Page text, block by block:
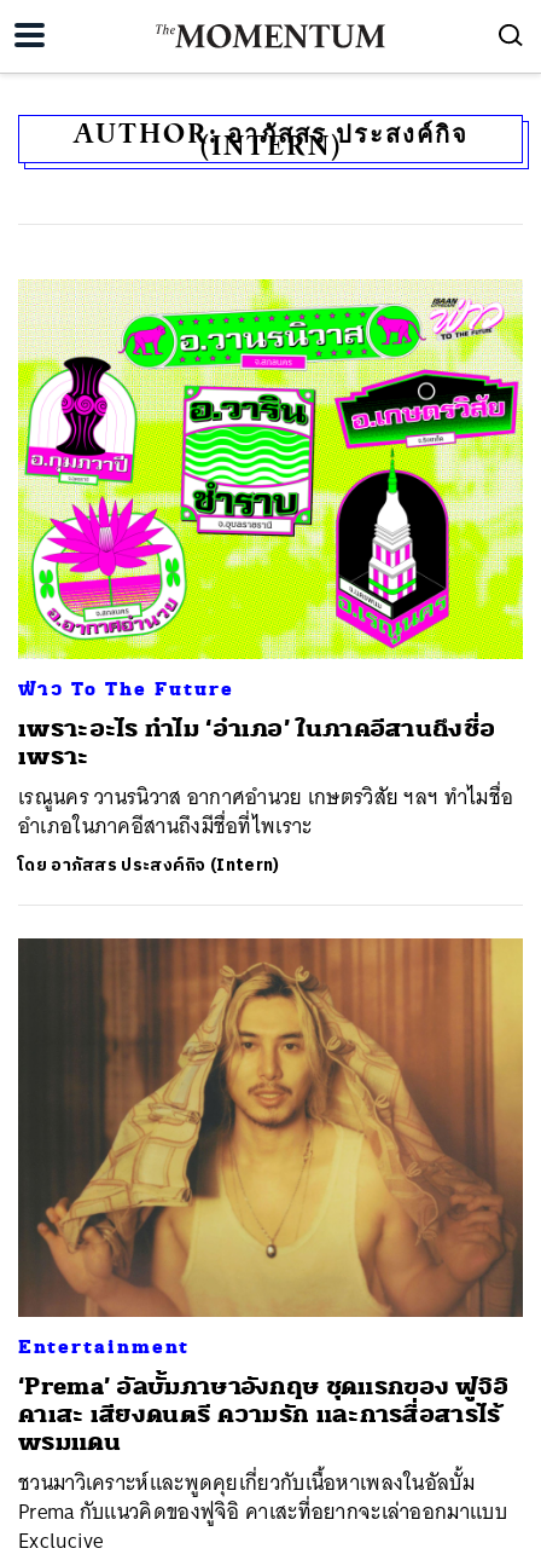
AUTHOR:อาภัสสร ประสงค์กิจ
(INTERN)
ฟ่าว To The Future
เพราะอะไร ทำไม ‘อำเภอ’ ในภาคอีสานถึงชื่อ
เพราะ
เรณูนคร วานรนิวาส อากาศอำนวย เกษตรวิสัย ฯลฯ ทำไมชื่อ
อำเภอในภาคอีสานถึงมีชื่อที่ไพเราะ
โดย อาภัสสร ประสงค์กิจ (Intern)
Entertainment
‘Prema’ อัลบั้มภาษาอังกฤษ ชุดแรกของ ฟูจิอิ
คาเสะ เสียงดนตรี ความรัก และการสื่อสารไร้
พรมแดน
ชวนมาวิเคราะห์และพูดคุยเกี่ยวกับเนื้อหาเพลงในอัลบั้ม
Prema กับแนวคิดของฟูจิอิ คาเสะที่อยากจะเล่าออกมาแบบ
Exclucive